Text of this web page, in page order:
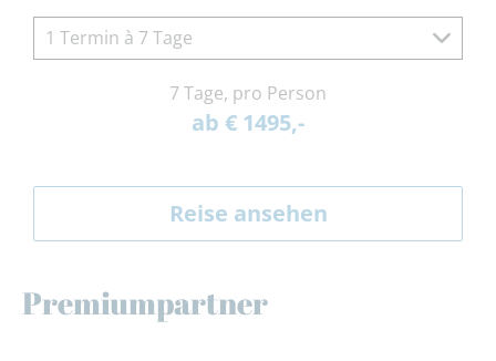
1 Termin à 7 Tage
7 Tage, pro Person
ab € 1495,-
Reise ansehen
Premiumpartner